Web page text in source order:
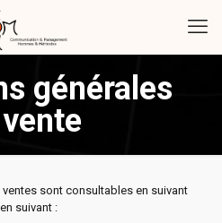
générales
sont consultables en suivant
suivant :